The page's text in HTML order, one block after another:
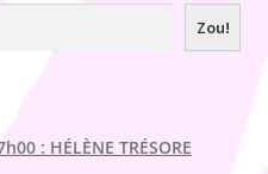
Zou!
: HÉLÈNE TRÉSORE